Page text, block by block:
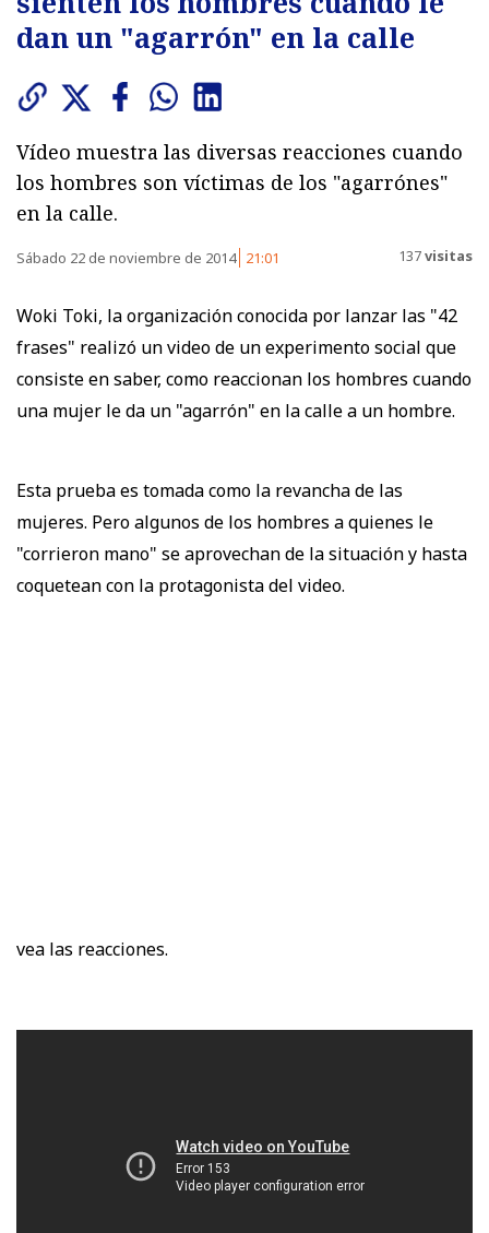
dan un "agarrón" en la calle
Vídeo muestra las diversas reacciones cuando
los hombres son víctimas de los "agarrónes"
en la calle.
Sábado 22 de noviembre de 2014 21:01 137visitas
Woki Toki, la organización conocida por lanzar las "42
frases" realizó un video de un experimento social que
consiste en saber, como reaccionan los hombres cuando
una mujer le da un "agarrón" en la calle a un hombre.
Esta prueba es tomada como la revancha de las
mujeres. Pero algunos de los hombres a quienes le
"corrieron mano" se aprovechan de la situación y hasta
coquetean con la protagonista del video.
vea las reacciones.